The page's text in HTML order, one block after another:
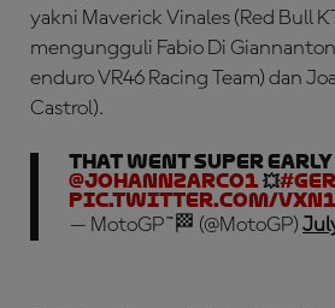
yakni Maverick Vinales (Red Bull
mengungguli Fabio Di
enduro VR46 Racing Team) dan
Castrol).
That went super
@JohannZarco1 💥
pic.twitter.com/
— MotoGP™🏁 (@MotoGP)